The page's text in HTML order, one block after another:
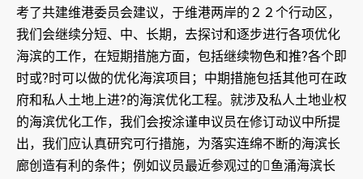
考了共建维港委员会建议，于维港两岸的２２个行动区，
我们会继续分短、中、长期，去探讨和逐步进行各项优化
海滨的工作，在短期措施方面，包括继续物色和推?各个即
时或?时可以做的优化海滨项目；中期措施包括其他可在政
府和私人土地上进?的海滨优化工程。就涉及私人土地业权
的海滨优化工作，我们会按涂谨申议员在修订动议中所提
出，我们应认真研究可行措施，为落实连绵不断的海滨长
廊创造有利的条件；例如议员最近参观过的鱼涌海滨长